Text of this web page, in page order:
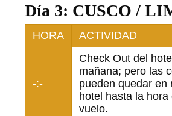
Día 3: CUSCO /
HORA ACTIVIDAD
-:-
Check Out del
mañana; pero las
pueden quedar en
hotel hasta la hora
vuelo.